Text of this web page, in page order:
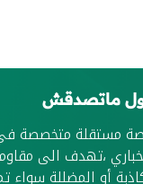
ماتصدقش
مستقلة متخصصة
،تهدف الى
أو المضللة